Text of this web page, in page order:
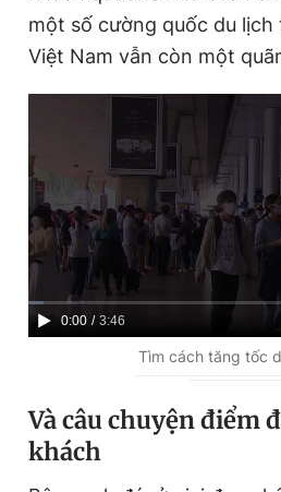
một số cường quốc du
Việt Nam vẫn còn một
C
r
e
0:00 / D
a
3:46
Tìm cách tăng tốc
Và câu chuyện điểm
khách